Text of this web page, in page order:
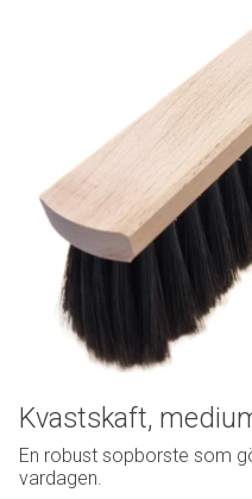
Kvastskaft,
En robust sopborste som
vardagen.